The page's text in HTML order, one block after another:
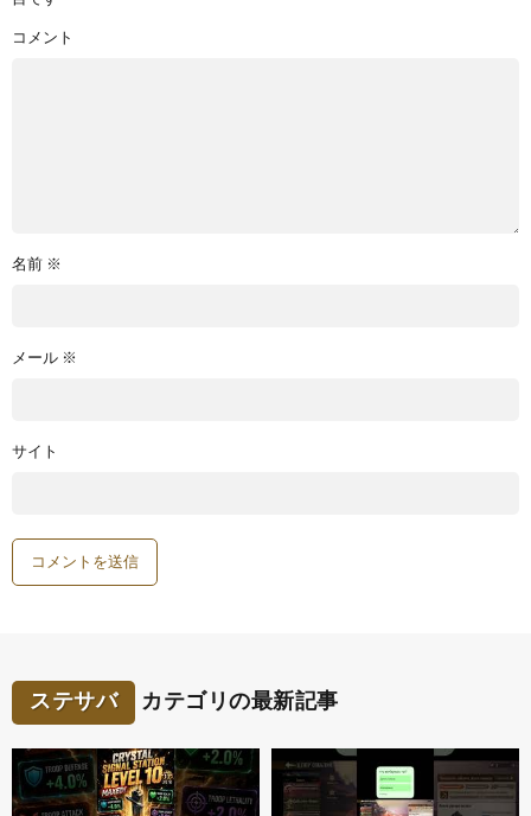
コメント
名前 ※
メール ※
サイト
ステサバ カテゴリの最新記事